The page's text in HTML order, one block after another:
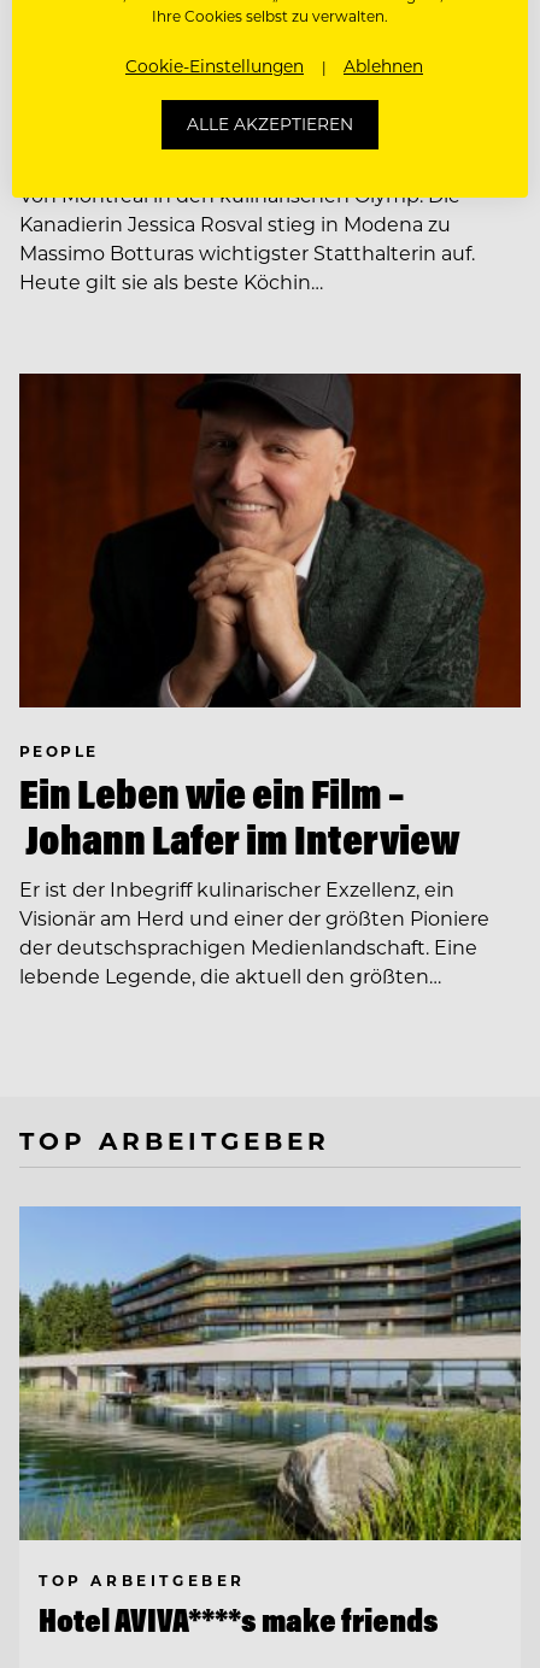
Chef of the month: Jessica
Von Montreal in den kulinarischen Olymp: Die
Kanadierin Jessica Rosval stieg in Modena zu
Massimo Botturas wichtigster Statthalterin auf.
Heute gilt sie als beste Köchin…
PEOPLE
Ein Leben wie ein Film –
Johann Lafer im Interview
Er ist der Inbegriff kulinarischer Exzellenz, ein
Visionär am Herd und einer der größten Pioniere
der deutschsprachigen Medienlandschaft. Eine
lebende Legende, die aktuell den größten…
TOP ARBEITGEBER
TOP ARBEITGEBER
Hotel AVIVA****s make friends
Ihre Cookies selbst zu verwalten.
Cookie-Einstellungen Ablehnen
ALLE AKZEPTIEREN